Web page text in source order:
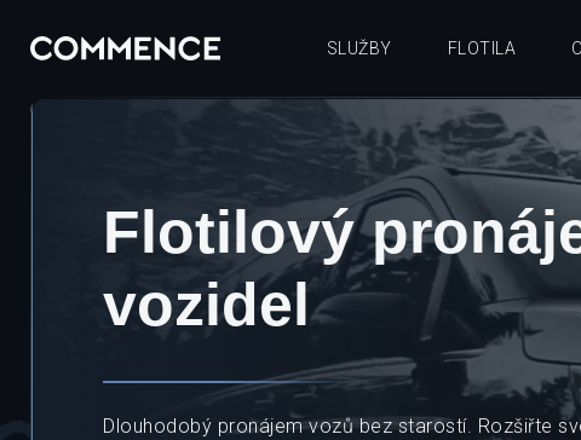
SLUŽBY FLOTILA
Flotilový
vozidel
Dlouhodobý pronájem vozů bez starostí. Rozšiřte